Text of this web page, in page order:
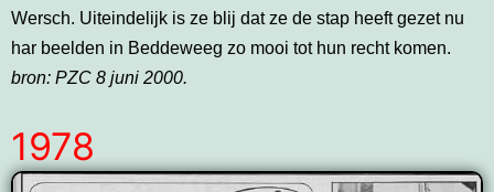
Wersch. Uiteindelijk is ze blij dat ze de stap heeft gezet nu
har beelden in Beddeweeg zo mooi tot hun recht komen.
bron: PZC 8 juni 2000.
1978